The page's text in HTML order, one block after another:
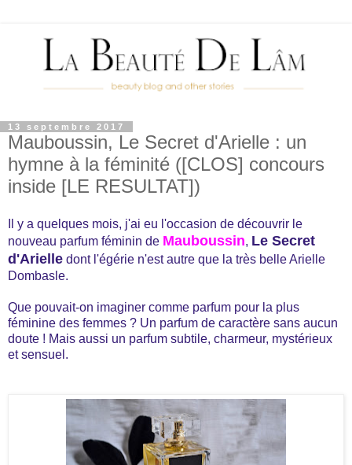
13 septembre 2017
Mauboussin, Le Secret d'Arielle : un
hymne à la féminité ([CLOS] concours
inside [LE RESULTAT])
Il y a quelques mois, j'ai eu l'occasion de découvrir le
nouveau parfum féminin de Mauboussin, Le Secret
d'Arielle dont l'égérie n'est autre que la très belle Arielle
Dombasle.
Que pouvait-on imaginer comme parfum pour la plus
féminine des femmes ? Un parfum de caractère sans aucun
doute ! Mais aussi un parfum subtile, charmeur, mystérieux
et sensuel.